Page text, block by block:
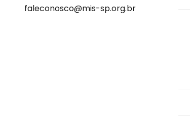
faleconosco@mis-sp.org.br